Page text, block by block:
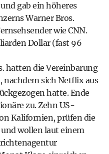
gab ein höheres
Warner Bros.
wie CNN.
Dollar (fast 96
hatten die Vereinbarung
nachdem sich Netflix aus
hatte. Ende
zu. Zehn US-
Kalifornien, prüfen die
wollen laut einem